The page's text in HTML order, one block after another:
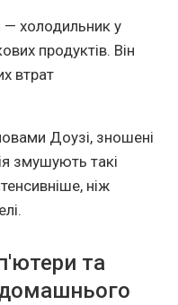
холодильник у
продуктів. Він
втрат
Доузі, зношені
змушують такі
ніж
та